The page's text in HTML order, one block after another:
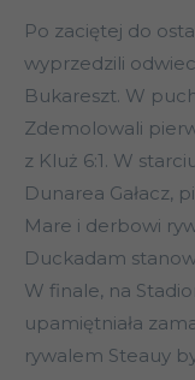
Po zaciętej do
wyprzedzili
Bukareszt. W
Zdemolowali
z Kluż 6:1. W
Dunarea Gałacz,
Mare i derbowi
Duckadam
W finale, na
upamiętniała
rywalem Steauy